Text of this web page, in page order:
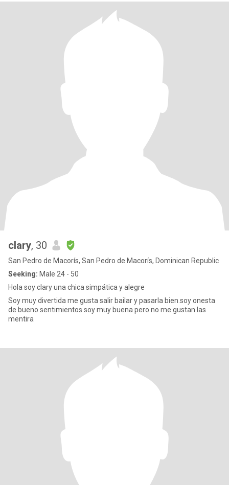
clary, 30
San Pedro de Macorís, San Pedro de Macorís, Dominican Republic
Seeking: Male 24 - 50
Hola soy clary una chica simpática y alegre
Soy muy divertida me gusta salir bailar y pasarla bien.soy onesta
de bueno sentimientos soy muy buena pero no me gustan las
mentira